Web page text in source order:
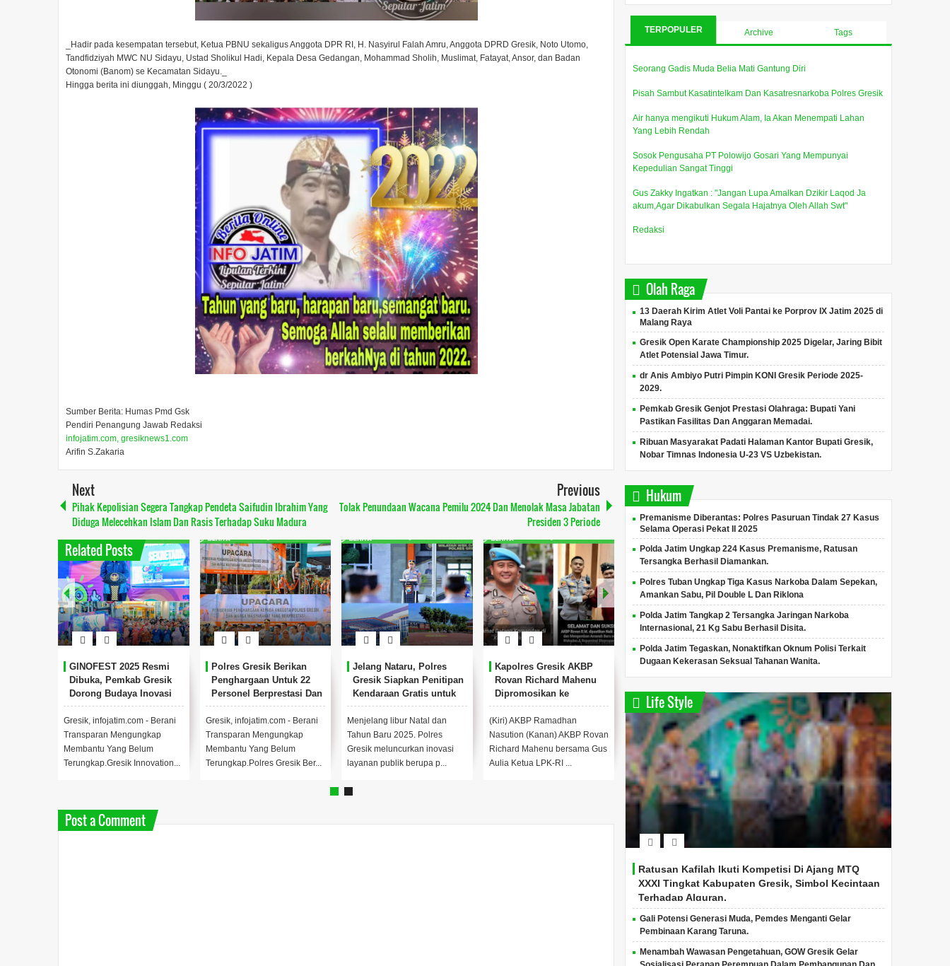
_Hadir pada kesempatan tersebut, Ketua PBNU sekaligus Anggota DPR RI, H. Nasyirul Falah Amru, Anggota DPRD Gresik, Noto Utomo,
Tandfidziyah MWC NU Sidayu, Ustad Sholikul Hadi, Kepala Desa Gedangan, Mohammad Sholih, Muslimat, Fatayat, Ansor, dan Badan
Otonomi (Banom) se Kecamatan Sidayu._
Hingga berita ini diunggah, Minggu ( 20/3/2022 )
Sumber Berita: Humas Pmd Gsk
Pendiri Penangung Jawab Redaksi
infojatim.com, gresiknews1.com
Arifin S.Zakaria
Next
Pihak Kepolisian Segera Tangkap Pendeta Saifudin Ibrahim Yang
Diduga Melecehkan Islam Dan Rasis Terhadap Suku Madura
Previous
Tolak Penundaan Wacana Pemilu 2024 Dan Menolak Masa Jabatan
Presiden 3 Periode
Related Posts
GINOFEST 2025 Resmi
Dibuka, Pemkab Gresik
Dorong Budaya Inovasi
Di Tengah Keterbatasan
Anggaran.
Gresik, infojatim.com - Berani
Transparan Mengungkap
Membantu Yang Belum
Terungkap.Gresik Innovation...
Polres Gresik Berikan
Penghargaan Untuk 22
Personel Berprestasi Dan
15 Tokoh Masyarakat
Gresik, infojatim.com - Berani
Transparan Mengungkap
Membantu Yang Belum
Terungkap.Polres Gresik Ber...
Jelang Nataru, Polres
Gresik Siapkan Penitipan
Kendaraan Gratis untuk
Warga
Menjelang libur Natal dan
Tahun Baru 2025. Polres
Gresik meluncurkan inovasi
layanan publik berupa p...
Kapolres Gresik AKBP
Rovan Richard Mahenu
Dipromosikan ke
Divpropam Mabes Polri
(Kiri) AKBP Ramadhan
Nasution (Kanan) AKBP Rovan
Richard Mahenu bersama Gus
Aulia Ketua LPK-RI ...
Wabup Gresik Dorong
Percepatan Kepesertaan
BPJS Ketenagakerjaan
untuk Relawan Program
MBG
Gresik, infojatim.com - Berani
Transparan Mengungkap
Membantu Yang Belum
Terungkap.Wabup Gresik, Asl...
LPK-RI Gresik Dorong
Disparekraf Produksi
Film Edukasi Sejarah
Nama Wilayah
Gresik, infojatim.com - Berani
Transparan Mengungkap
Membantu Yang Belum
Terungkap.Gus Aulia Ketua L...
Post a Comment
TERPOPULER Archive Tags
Seorang Gadis Muda Belia Mati Gantung Diri
Pisah Sambut Kasatintelkam Dan Kasatresnarkoba Polres Gresik
Air hanya mengikuti Hukum Alam, Ia Akan Menempati Lahan
Yang Lebih Rendah
Sosok Pengusaha PT Polowijo Gosari Yang Mempunyai
Kepedulian Sangat Tinggi
Gus Zakky Ingatkan : "Jangan Lupa Amalkan Dzikir Laqod Ja
akum,Agar Dikabulkan Segala Hajatnya Oleh Allah Swt"
Redaksi
Olah Raga
13 Daerah Kirim Atlet Voli Pantai ke Porprov IX Jatim 2025 di
Malang Raya
Gresik Open Karate Championship 2025 Digelar, Jaring Bibit
Atlet Potensial Jawa Timur.
dr Anis Ambiyo Putri Pimpin KONI Gresik Periode 2025-
2029.
Pemkab Gresik Genjot Prestasi Olahraga: Bupati Yani
Pastikan Fasilitas Dan Anggaran Memadai.
Ribuan Masyarakat Padati Halaman Kantor Bupati Gresik,
Nobar Timnas Indonesia U-23 VS Uzbekistan.
Hukum
Premanisme Diberantas: Polres Pasuruan Tindak 27 Kasus
Selama Operasi Pekat II 2025
Polda Jatim Ungkap 224 Kasus Premanisme, Ratusan
Tersangka Berhasil Diamankan.
Polres Tuban Ungkap Tiga Kasus Narkoba Dalam Sepekan,
Amankan Sabu, Pil Double L Dan Riklona
Polda Jatim Tangkap 2 Tersangka Jaringan Narkoba
Internasional, 21 Kg Sabu Berhasil Disita.
Polda Jatim Tegaskan, Nonaktifkan Oknum Polisi Terkait
Dugaan Kekerasan Seksual Tahanan Wanita.
Life Style
Ratusan Kafilah Ikuti Kompetisi Di Ajang MTQ
XXXI Tingkat Kabupaten Gresik, Simbol Kecintaan
Terhadap Alquran.
Gali Potensi Generasi Muda, Pemdes Menganti Gelar
Pembinaan Karang Taruna.
Menambah Wawasan Pengetahuan, GOW Gresik Gelar